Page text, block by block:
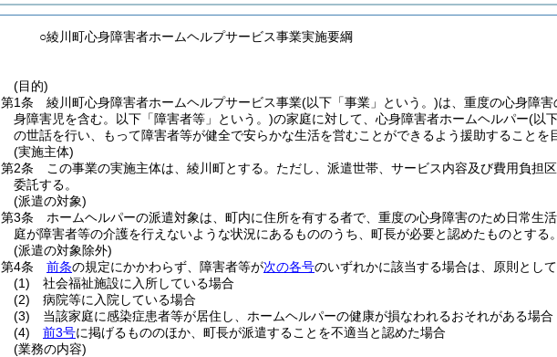
○綾川町心身障害者ホームヘルプサービス事業実施要綱
(目的)
第1条
綾川町心身障害者ホームヘルプサービス事業(以下「事業」という。)は、重度の心身障
身障害児を含む。以下「障害者等」という。)の家庭に対して、心身障害者ホームヘルパー(以
の世話を行い、もって障害者等が健全で安らかな生活を営むことができるよう援助することを
(実施主体)
第2条
この事業の実施主体は、綾川町とする。 ただし、派遣世帯、サービス内容及び費用負担
委託する。
(派遣の対象)
第3条
ホームヘルパーの派遣対象は、町内に住所を有する者で、重度の心身障害のため日常生
庭が障害者等の介護を行えないような状況にあるもののうち、町長が必要と認めたものとする。
(派遣の対象除外)
第4条
前条の規定にかかわらず、障害者等が次の各号のいずれかに該当する場合は、原則とし
(1)
社会福祉施設に入所している場合
(2)
病院等に入院している場合
(3)
当該家庭に感染症患者等が居住し、ホームヘルパーの健康が損なわれるおそれがある場合
(4)
前3号に掲げるもののほか、町長が派遣することを不適当と認めた場合
(業務の内容)